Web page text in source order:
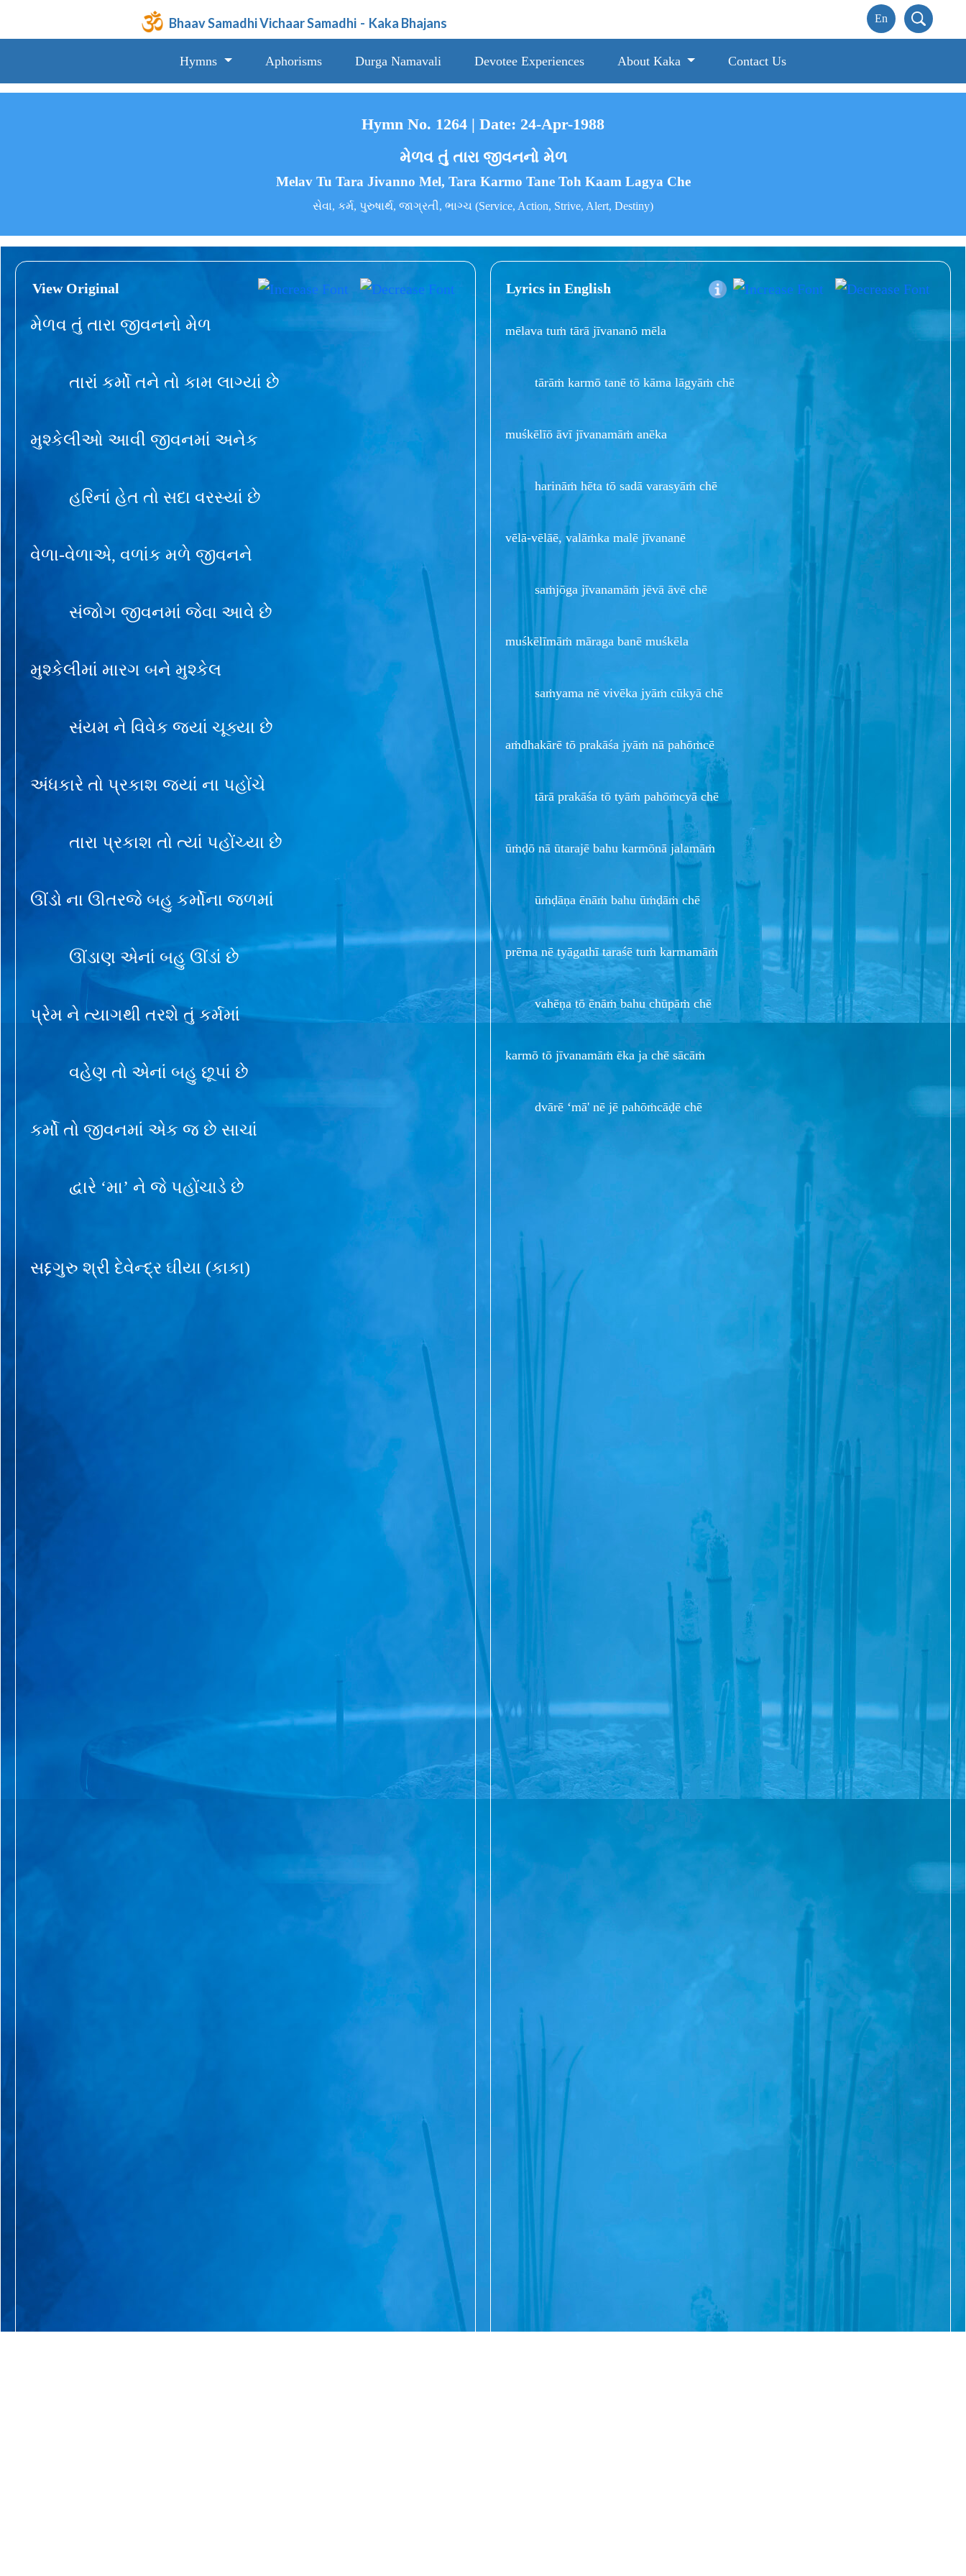
Bhaav Samadhi Vichaar Samadhi - Kaka Bhajans
Hymns Aphorisms Durga Namavali Devotee Experiences About Kaka Contact Us
Hymn No. 1264 | Date: 24-Apr-1988
મેળવ તું તારા જીવનનો મેળ
Melav Tu Tara Jivanno Mel, Tara Karmo Tane Toh Kaam Lagya Che
સેવા, કર્મ, પુરુષાર્થ, જાગ્રતી, ભાગ્ચ (Service, Action, Strive, Alert, Destiny)
View Original
મેળવ તું તારા જીવનનો મેળ
તારાં કર્મો તને તો કામ લાગ્યાં છે
મુશ્કેલીઓ આવી જીવનમાં અનેક
હરિનાં હેત તો સદા વરસ્યાં છે
વેળા-વેળાએ, વળાંક મળે જીવનને
સંજોગ જીવનમાં જેવા આવે છે
મુશ્કેલીમાં મારગ બને મુશ્કેલ
સંયમ ને વિવેક જ્યાં ચૂક્યા છે
અંધકારે તો પ્રકાશ જ્યાં ના પહોંચે
તારા પ્રકાશ તો ત્યાં પહોંચ્યા છે
ઊંડો ના ઊતરજે બહુ કર્મોના જળમાં
ઊંડાણ એનાં બહુ ઊંડાં છે
પ્રેમ ને ત્યાગથી તરશે તું કર્મમાં
વહેણ તો એનાં બહુ છૂપાં છે
કર્મો તો જીવનમાં એક જ છે સાચાં
દ્વારે ‘મા’ ને જે પહોંચાડે છે
સદ્દગુરુ શ્રી દેવેન્દ્ર ઘીયા (કાકા)
Lyrics in English
mēlava tuṁ tārā jīvananō mēla
tārāṁ karmō tanē tō kāma lāgyāṁ chē
muśkēlīō āvī jīvanamāṁ anēka
harināṁ hēta tō sadā varasyāṁ chē
vēlā-vēlāē, valāṁka malē jīvananē
saṁjōga jīvanamāṁ jēvā āvē chē
muśkēlīmāṁ māraga banē muśkēla
saṁyama nē vivēka jyāṁ cūkyā chē
aṁdhakārē tō prakāśa jyāṁ nā pahōṁcē
tārā prakāśa tō tyāṁ pahōṁcyā chē
ūṁḍō nā ūtarajē bahu karmōnā jalamāṁ
ūṁḍāṇa ēnāṁ bahu ūṁḍāṁ chē
prēma nē tyāgathī taraśē tuṁ karmamāṁ
vahēṇa tō ēnāṁ bahu chūpāṁ chē
karmō tō jīvanamāṁ ēka ja chē sācāṁ
dvārē ‘mā' nē jē pahōṁcāḍē chē